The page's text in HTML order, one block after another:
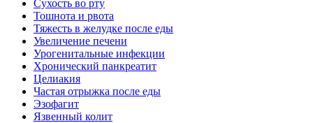
Сухость во рту
Тошнота и рвота
Тяжесть в желудке после еды
Увеличение печени
Урогенитальные инфекции
Хронический панкреатит
Целиакия
Частая отрыжка после еды
Эзофагит
Язвенный колит